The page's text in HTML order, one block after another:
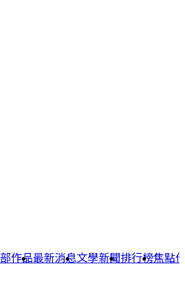
作品最新消息文學新聞排行榜焦點